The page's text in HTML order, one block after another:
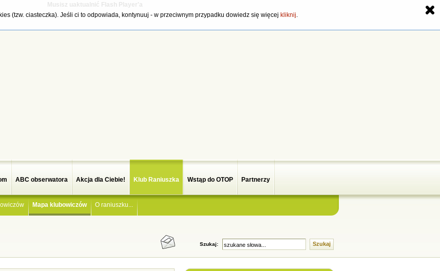
(tzw. ciasteczka). Jeśli ci to odpowiada, kontynuuj - w przeciwnym przypadku dowiedz się więcej kliknij.
Musisz uaktualnić Flash Player'a
ABC obserwatora Akcja dla Ciebie! Klub Raniuszka Wstąp do OTOP Partnerzy
Mapa klubowiczów O raniuszku...
Szukaj
Szukaj: